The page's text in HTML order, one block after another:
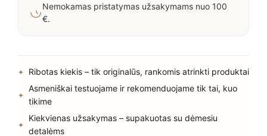
Nemokamas pristatymas užsakymams nuo 100
€.
Ribotas kiekis – tik originalūs, rankomis atrinkti produktai
Asmeniškai testuojame ir rekomenduojame tik tai, kuo
tikime
Kiekvienas užsakymas – supakuotas su dėmesiu
detalėms